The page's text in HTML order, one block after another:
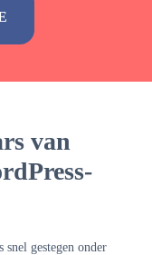
van
gestegen onder